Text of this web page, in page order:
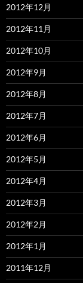
2012年12月
2012年11月
2012年10月
2012年9月
2012年8月
2012年7月
2012年6月
2012年5月
2012年4月
2012年3月
2012年2月
2012年1月
2011年12月